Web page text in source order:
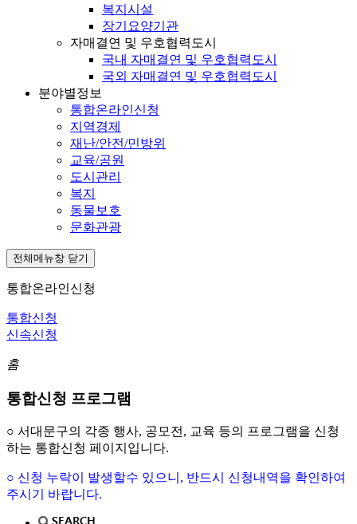
복지시설
장기요양기관
자매결연 및 우호협력도시
국내 자매결연 및 우호협력도시
국외 자매결연 및 우호협력도시
분야별정보
통합온라인신청
지역경제
재난/안전/민방위
교육/공원
도시관리
복지
동물보호
문화관광
전체메뉴창 닫기
통합온라인신청
통합신청
신속신청
홈
통합신청 프로그램
○ 서대문구의 각종 행사, 공모전, 교육 등의 프로그램을 신청
하는 통합신청 페이지입니다.
○ 신청 누락이 발생할수 있으니, 반드시 신청내역을 확인하여
주시기 바랍니다.